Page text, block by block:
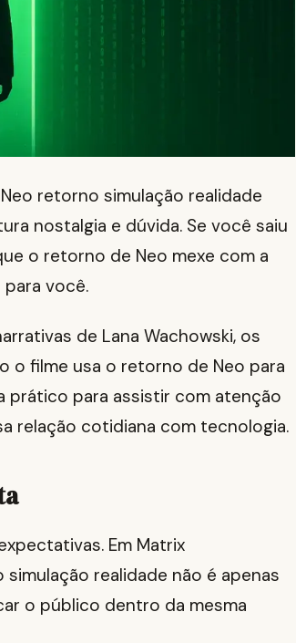
retorno simulação realidade
nostalgia e dúvida. Se você saiu
o retorno de Neo mexe com a
você.
de Lana Wachowski, os
o filme usa o retorno de Neo para
prático para assistir com atenção
relação cotidiana com tecnologia.
Em Matrix
realidade não é apenas
o público dentro da mesma